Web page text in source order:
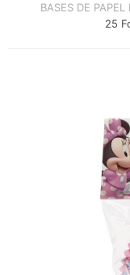
BASES DE PAPEL
25